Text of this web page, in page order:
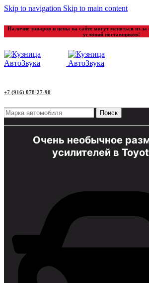
Skip to navigation Skip to main content
Наличие товаров и цены на сайте могут меняться из-
условий поставщиков!
+7 (916) 078-27-90
Поиск
Очень необычное
усилителей в